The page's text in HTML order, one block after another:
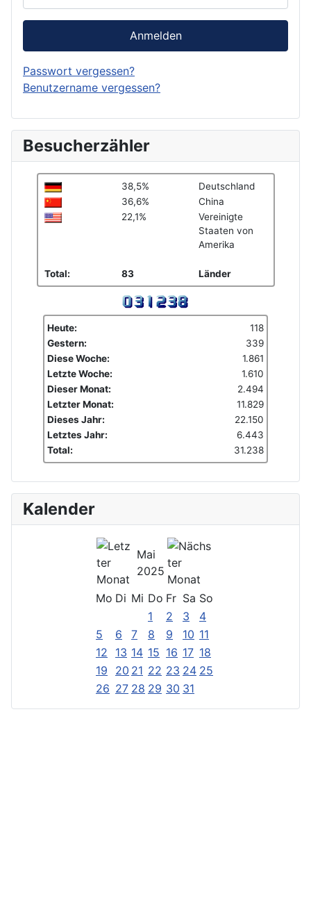
Anmelden
Passwort vergessen?
Benutzername vergessen?
Besucherzähler
38,5%
Deutschland
36,6%
China
22,1%
Vereinigte
Staaten von
Amerika
Total: 83 Länder
Heute:
118
Gestern:
339
Diese Woche:
1.861
Letzte Woche:
1.610
Dieser Monat:
2.494
Letzter Monat:
11.829
Dieses Jahr:
22.150
Letztes Jahr:
6.443
Total:
31.238
Kalender
Mai
2025
Mo Di Mi Do Fr Sa So
1
2 3
4
5
6 7 8 9 10 11
12
13 14 15 16 17 18
19
20 21 22 23 24 25
26 27 28 29 30 31